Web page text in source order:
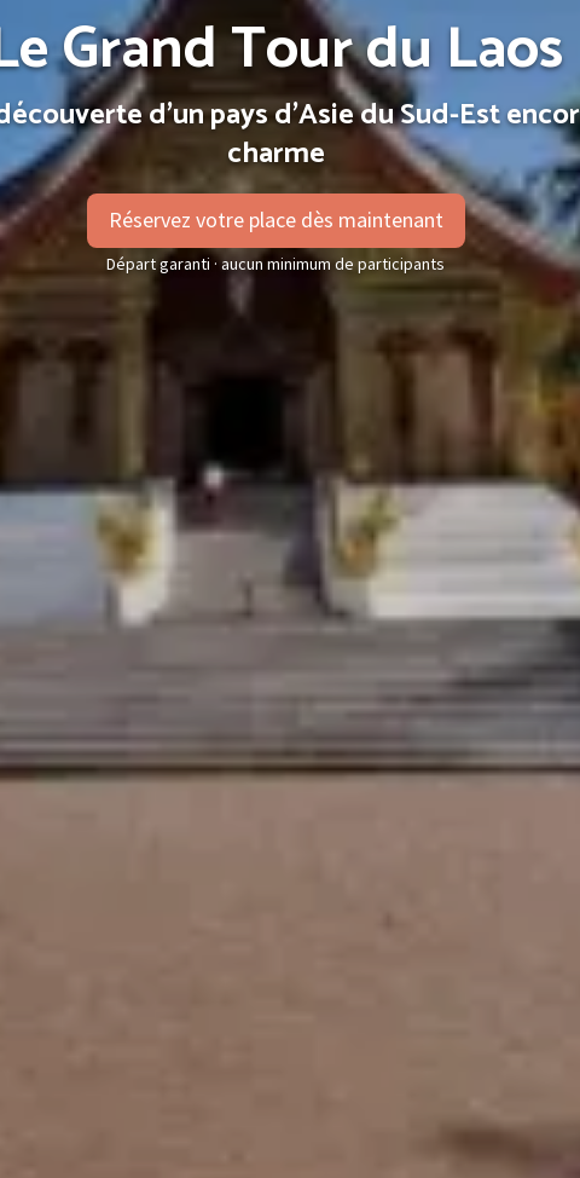
Grand Tour du Laos
d’un pays d’Asie du Sud-Est
charme
Réservez votre place dès maintenant
Départ garanti · aucun minimum de participants